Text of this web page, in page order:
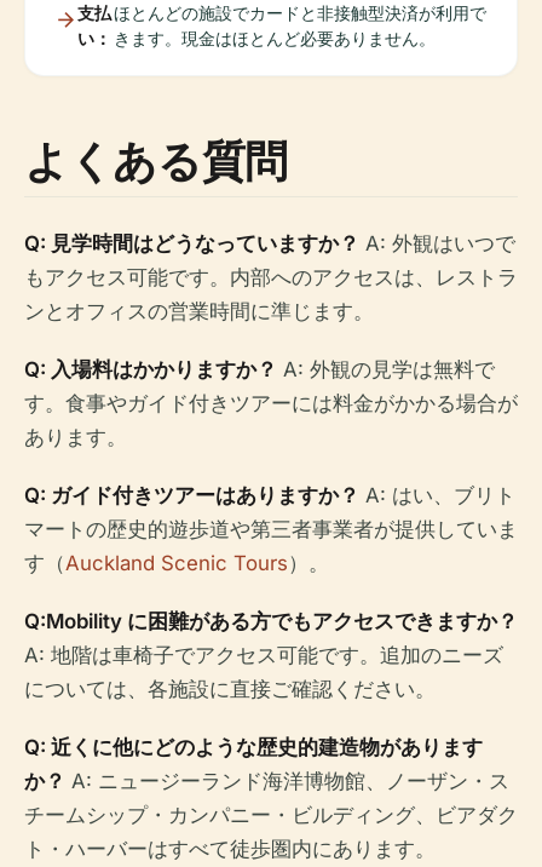
支払
い：
ほとんどの施設でカードと非接触型決済が利用で
きます。現金はほとんど必要ありません。
よくある質問
Q: 見学時間はどうなっていますか？ A: 外観はいつで
もアクセス可能です。内部へのアクセスは、レストラ
ンとオフィスの営業時間に準じます。
Q: 入場料はかかりますか？ A: 外観の見学は無料で
す。食事やガイド付きツアーには料金がかかる場合が
あります。
Q: ガイド付きツアーはありますか？ A: はい、ブリト
マートの歴史的遊歩道や第三者事業者が提供していま
す（Auckland Scenic Tours）。
Q:Mobility に困難がある方でもアクセスできますか？
A: 地階は車椅子でアクセス可能です。追加のニーズ
については、各施設に直接ご確認ください。
Q: 近くに他にどのような歴史的建造物があります
か？ A: ニュージーランド海洋博物館、ノーザン・ス
チームシップ・カンパニー・ビルディング、ビアダク
ト・ハーバーはすべて徒歩圏内にあります。